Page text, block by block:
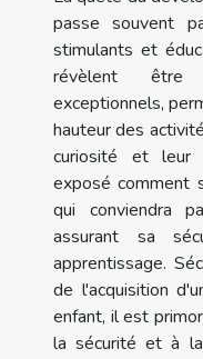
passe souvent
stimulants et
révèlent être
exceptionnels,
hauteur des
curiosité et leur
exposé comment
qui conviendra
assurant sa
apprentissage.
de l'acquisition
enfant, il est
la sécurité et à